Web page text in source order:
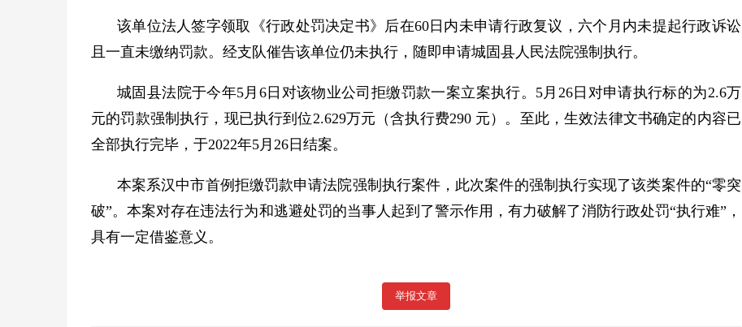
该单位法人签字领取《行政处罚决定书》后在60日内未申请行政复议，六个月内未提起行政诉讼
且一直未缴纳罚款。经支队催告该单位仍未执行，随即申请城固县人民法院强制执行。
城固县法院于今年5月6日对该物业公司拒缴罚款一案立案执行。5月26日对申请执行标的为2.6万
元的罚款强制执行，现已执行到位2.629万元（含执行费290 元）。至此，生效法律文书确定的内容已
全部执行完毕，于2022年5月26日结案。
本案系汉中市首例拒缴罚款申请法院强制执行案件，此次案件的强制执行实现了该类案件的“零突
破”。本案对存在违法行为和逃避处罚的当事人起到了警示作用，有力破解了消防行政处罚“执行难”，
具有一定借鉴意义。
举报文章